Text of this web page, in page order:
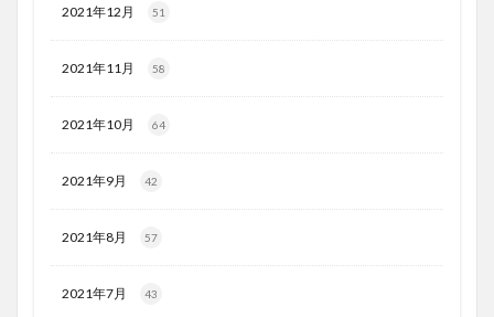
2021年12月 51
2021年11月 58
2021年10月 64
2021年9月 42
2021年8月 57
2021年7月 43